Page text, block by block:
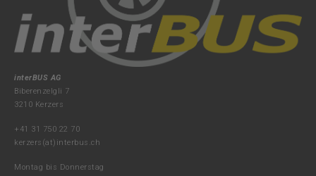
interBUS AG
Biberenzelgli 7
3210 Kerzers
+41 31 750 22 70
kerzers(at)interbus.ch
Montag bis Donnerstag